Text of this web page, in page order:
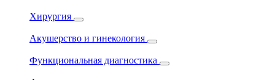
Хирургия
Акушерство и гинекология
Функциональная диагностика